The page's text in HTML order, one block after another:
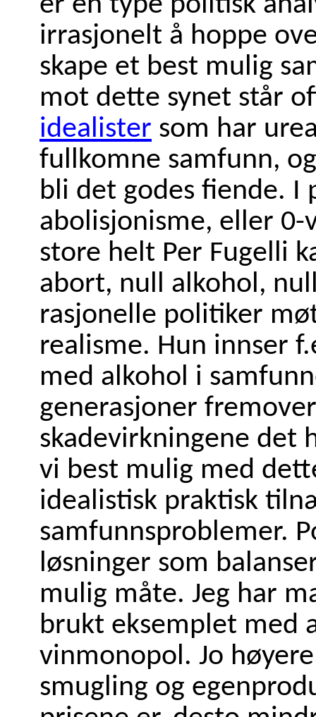
irrasjonelt å hoppe
skape et best mulig
mot dette synet står
idealister som har
fullkomne samfunn,
bli det godes fiende. I
abolisjonisme, eller 0-
store helt Per Fugelli
abort, null alkohol,
rasjonelle politiker
realisme. Hun innser
med alkohol i
generasjoner
skadevirkningene det
vi best mulig med
idealistisk praktisk
samfunnsproblemer.
løsninger som
mulig måte. Jeg har
brukt eksemplet med
vinmonopol. Jo
smugling og